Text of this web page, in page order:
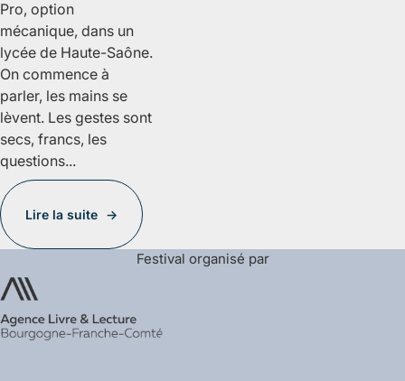
Pro, option
mécanique, dans un
lycée de Haute-Saône.
On commence à
parler, les mains se
lèvent. Les gestes sont
secs, francs, les
questions...
Lire la suite
Festival organisé par